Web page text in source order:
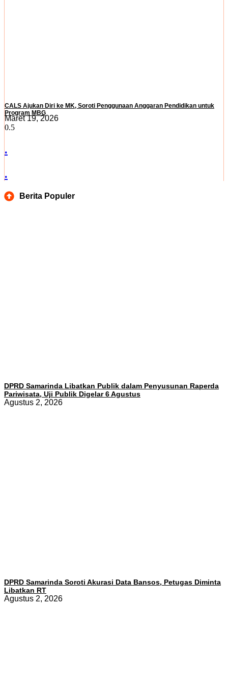
CALS Ajukan Diri ke MK, Soroti Penggunaan Anggaran Pendidikan untuk
Program MBG
Maret 19, 2026
.
.
Berita Populer
DPRD Samarinda Libatkan Publik dalam Penyusunan Raperda
Pariwisata, Uji Publik Digelar 6 Agustus
Agustus 2, 2026
DPRD Samarinda Soroti Akurasi Data Bansos, Petugas Diminta
Libatkan RT
Agustus 2, 2026